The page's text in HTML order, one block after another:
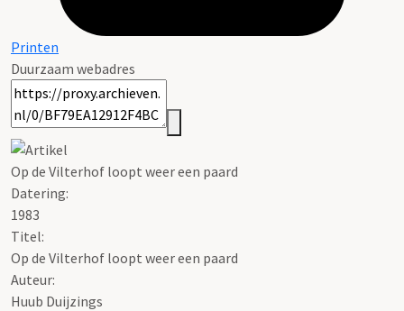
Printen
Duurzaam webadres
Op de Vilterhof loopt weer een paard
Datering:
1983
Titel:
Op de Vilterhof loopt weer een paard
Auteur:
Huub Duijzings